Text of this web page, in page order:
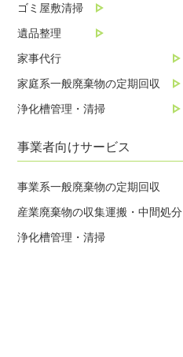
ゴミ屋敷清掃
遺品整理
家事代行
家庭系一般廃棄物の定期回収
浄化槽管理・清掃
事業者向けサービス
事業系一般廃棄物の定期回収
産業廃棄物の収集運搬・中間処分
浄化槽管理・清掃